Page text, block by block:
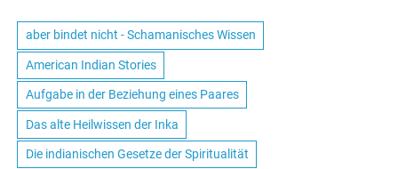
aber bindet nicht - Schamanisches Wissen
American Indian Stories
Aufgabe in der Beziehung eines Paares
Das alte Heilwissen der Inka
Die indianischen Gesetze der Spiritualität